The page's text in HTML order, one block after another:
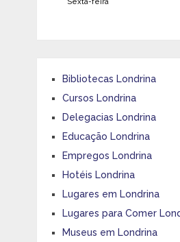
Bibliotecas Londrina
Cursos Londrina
Delegacias Londrina
Educação Londrina
Empregos Londrina
Hotéis Londrina
Lugares em Londrina
Lugares para Comer
Museus em Londrina